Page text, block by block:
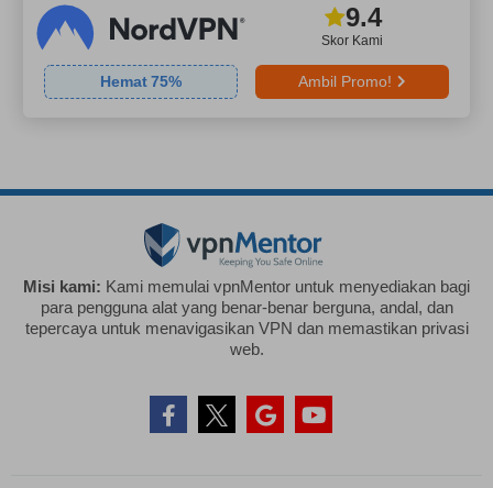
Skor Kami
9.4
Hemat75% Ambil Promo!
Misi kami: Kami memulai vpnMentor untuk menyediakan bagi
para pengguna alat yang benar-benar berguna, andal, dan
tepercaya untuk menavigasikan VPN dan memastikan privasi
web.